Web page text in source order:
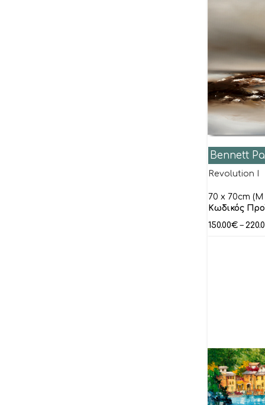
Bennett
Revolution I
70 x 70cm (M
Κωδικός
150.00€ –